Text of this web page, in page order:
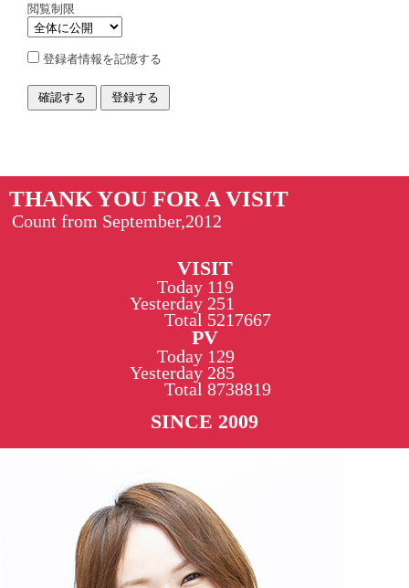
閲覧制限
登録者情報を記憶する
THANK YOU FOR A VISIT
Count from September,2012
VISIT
Today
Yesterday
Total
119
251
5217667
PV
Today
Yesterday
Total
129
285
8738819
SINCE 2009